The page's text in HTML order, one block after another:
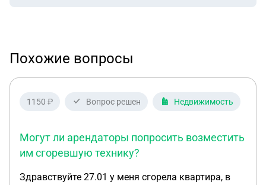
Похожие вопросы
1150 ₽ Вопрос решен Недвижимость
Могут ли арендаторы попросить возместить
им сгоревшую технику?
Здравствуйте 27.01 у меня сгорела квартира, в